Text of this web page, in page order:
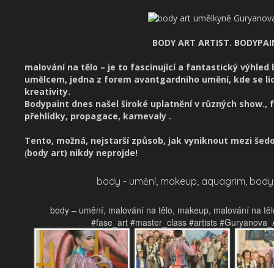
BODY ART ARTIST.
malování na tělo – je to fascinující a fantastický výhled
umělcem, jedna z forem avantgardního umění, kde se
kreativity.
Bodypaint dnes našel široké uplatnění v různých
přehlídky, propagace, karnevaly .
Tento, možná, nejstarší způsob, jak vyniknout mezi
(body art) nikdy neprojde!
body - umění, makeup, aquagrim,
body – umění, malování na tělo, makeup, malování na
#fase_art #master_class #artists